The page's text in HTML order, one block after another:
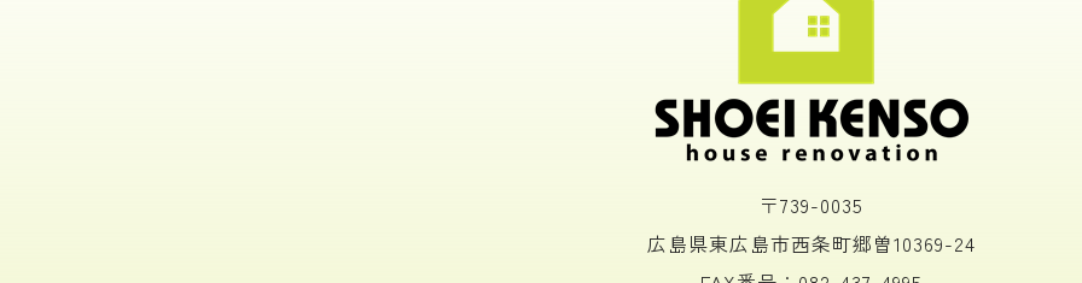
〒739-0035
広島県東広島市西条町郷曽10369-24